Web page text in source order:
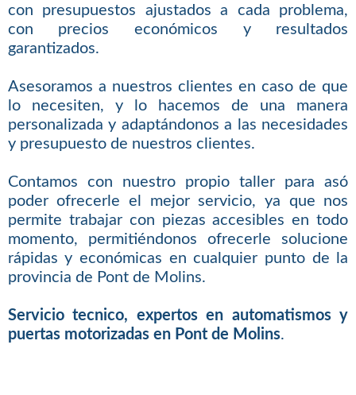
con presupuestos ajustados a cada problema,
con precios económicos y resultados
garantizados.
Asesoramos a nuestros clientes en caso de que
lo necesiten, y lo hacemos de una manera
personalizada y adaptándonos a las necesidades
y presupuesto de nuestros clientes.
Contamos con nuestro propio taller para asó
poder ofrecerle el mejor servicio, ya que nos
permite trabajar con piezas accesibles en todo
momento, permitiéndonos ofrecerle solucione
rápidas y económicas en cualquier punto de la
provincia de Pont de Molins.
Servicio tecnico, expertos en automatismos y
puertas motorizadas en Pont de Molins.